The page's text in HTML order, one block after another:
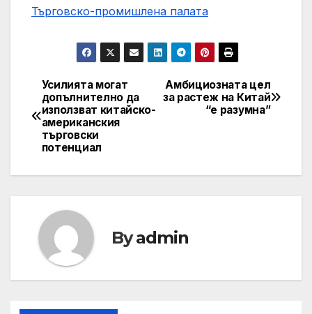
Търговско-промишлена палaта
Post
navigation
Амбициозната цел
за растеж на Китай
“е разумна”
Усилията могат
допълнително да
използват китайско-
американския
търговски
потенциал
Byadmin